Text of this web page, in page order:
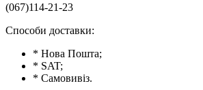
(067)114-21-23
Способи доставки:
* Нова Пошта;
* SAT;
* Самовивіз.